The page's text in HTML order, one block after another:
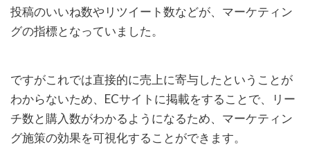
投稿のいいね数やリツイート数などが、マーケティン
グの指標となっていました。
ですがこれでは直接的に売上に寄与したということが
わからないため、ECサイトに掲載をすることで、リー
チ数と購入数がわかるようになるため、マーケティン
グ施策の効果を可視化することができます。